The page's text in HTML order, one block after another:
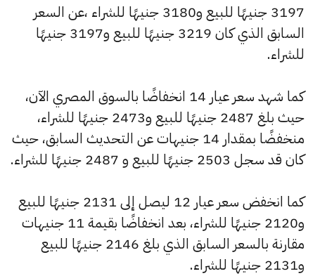
3197 جنيهًا للبيع و3180 جنيهًا للشراء ،عن السعر
السابق الذي كان 3219 جنيهًا للبيع و3197 جنيهًا
للشراء.
كما شهد سعر عيار 14 انخفاضًا بالسوق المصري الآن،
حيث بلغ 2487 جنيهًا للبيع و2473 جنيهًا للشراء،
منخفضًا بمقدار 14 جنيهات عن التحديث السابق، حيث
كان قد سجل 2503 جنيهًا للبيع و 2487 جنيهًا للشراء.
كما انخفض سعر عيار 12 ليصل إلى 2131 جنيهًا للبيع
و2120 جنيهًا للشراء، بعد انخفاضًا بقيمة 11 جنيهات
مقارنة بالسعر السابق الذي بلغ 2146 جنيهًا للبيع
و2131 جنيهًا للشراء.